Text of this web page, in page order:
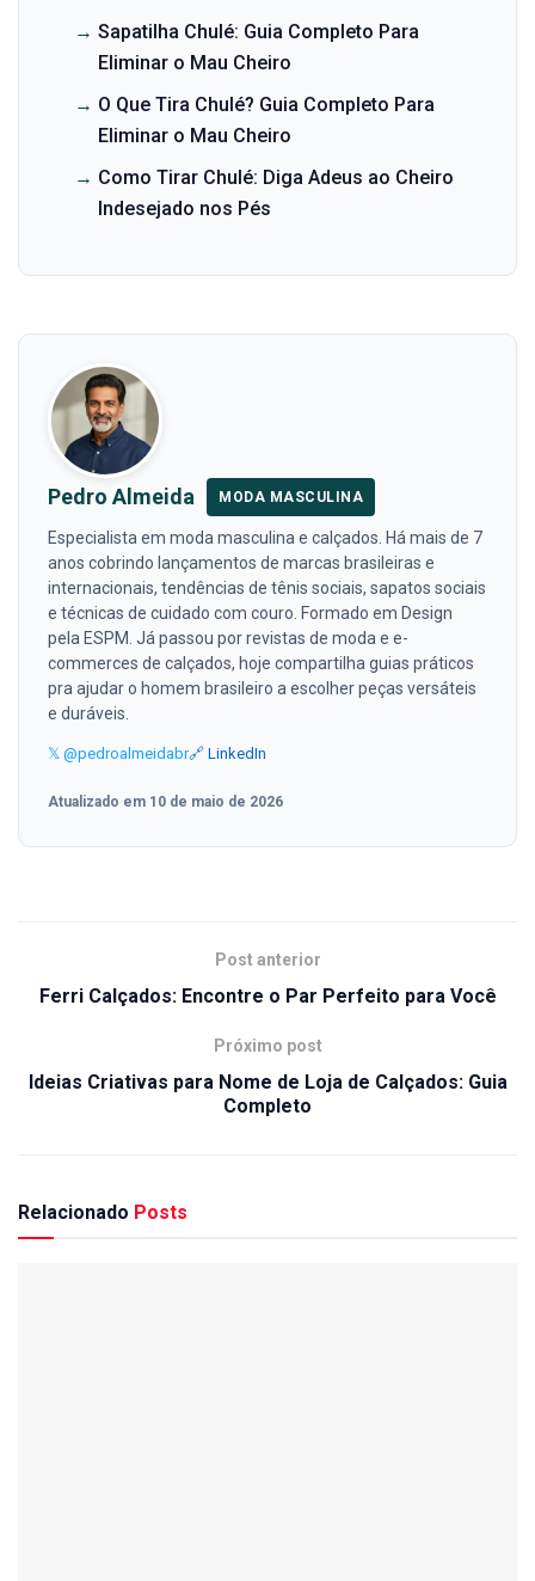
→ Sapatilha Chulé: Guia Completo Para
Eliminar o Mau Cheiro
→ O Que Tira Chulé? Guia Completo Para
Eliminar o Mau Cheiro
→ Como Tirar Chulé: Diga Adeus ao Cheiro
Indesejado nos Pés
Pedro Almeida MODA MASCULINA
Especialista em moda masculina e calçados. Há mais de 7
anos cobrindo lançamentos de marcas brasileiras e
internacionais, tendências de tênis sociais, sapatos sociais
e técnicas de cuidado com couro. Formado em Design
pela ESPM. Já passou por revistas de moda e e-
commerces de calçados, hoje compartilha guias práticos
pra ajudar o homem brasileiro a escolher peças versáteis
e duráveis.
𝕏 @pedroalmeidabr🔗 LinkedIn
Atualizado em 10 de maio de 2026
Post anterior
Ferri Calçados: Encontre o Par Perfeito para Você
Próximo post
Ideias Criativas para Nome de Loja de Calçados: Guia
Completo
Relacionado Posts